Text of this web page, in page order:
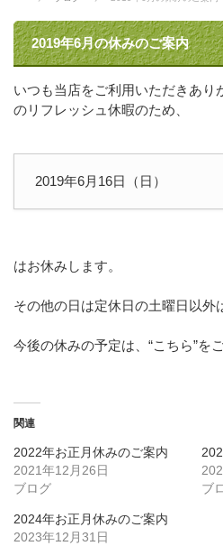
2019年6月の休みのご案内
いつも当店をご利用いただきあり
のリフレッシュ休暇のため、
2019年6月16日（日）
はお休みします。
その他の日は定休日の土曜日以外
今後の休みの予定は、 “こちら”を
関連
2022年お正月休みのご案内
2021年12月26日
ブログ
ブ
2024年お正月休みのご案内
2023年12月31日